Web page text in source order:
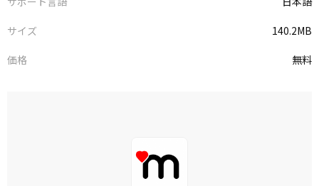
サイズ 140.2MB
価格 無料